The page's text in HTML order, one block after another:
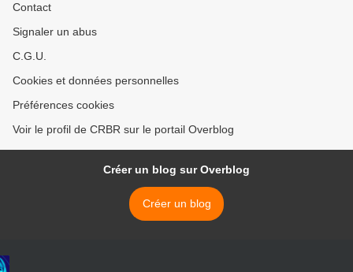
Contact
Signaler un abus
C.G.U.
Cookies et données personnelles
Préférences cookies
Voir le profil de CRBR sur le portail Overblog
Créer un blog sur Overblog
Créer un blog